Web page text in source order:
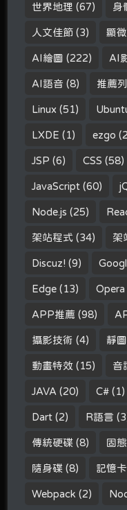
世界地理 (67) 身
人文佳節 (3) 顯
AI繪圖 (222) AI
AI語音 (8) 推薦
Linux (51)
LXDE (1) ezgo
JSP (6) CSS (58)
JavaScript (60)
Node.js (25)
架站程式 (34) 架
Discuz! (9)
Edge (13) Opera
APP推薦 (98)
攝影技術 (4) 靜
動畫特效 (15) 音
JAVA (20) C# (1)
Dart (2) R語言
傳統硬碟 (8) 固
隨身碟 (8) 記憶卡
Webpack (2)